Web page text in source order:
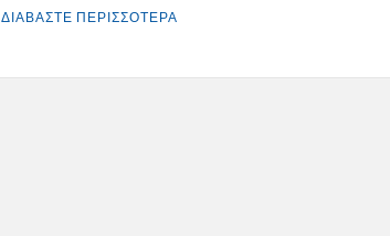
ΔΙΑΒΑΣΤΕ ΠΕΡΙΣΣΟΤΕΡΑ